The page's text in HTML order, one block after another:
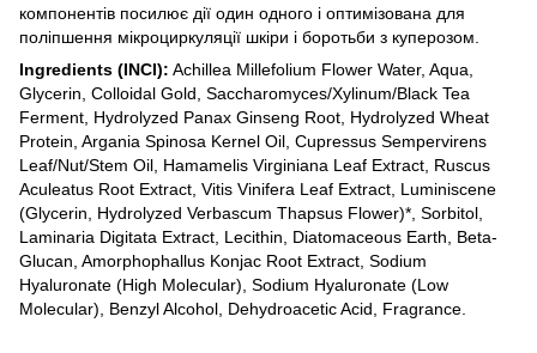
компонентів посилює дії один одного і оптимізована для
поліпшення мікроциркуляції шкіри і боротьби з куперозом.
Ingredients (INCI): Achillea Millefolium Flower Water, Aqua,
Glycerin, Colloidal Gold, Saccharomyces/Xylinum/Black Tea
Ferment, Hydrolyzed Panax Ginseng Root, Hydrolyzed Wheat
Protein, Argania Spinosa Kernel Oil, Cupressus Sempervirens
Leaf/Nut/Stem Oil, Hamamelis Virginiana Leaf Extract, Ruscus
Aculeatus Root Extract, Vitis Vinifera Leaf Extract, Luminiscene
(Glycerin, Hydrolyzed Verbascum Thapsus Flower)*, Sorbitol,
Laminaria Digitata Extract, Lecithin, Diatomaceous Earth, Beta-
Glucan, Amorphophallus Konjac Root Extract, Sodium
Hyaluronate (High Molecular), Sodium Hyaluronate (Low
Molecular), Benzyl Alcohol, Dehydroacetic Acid, Fragrance.